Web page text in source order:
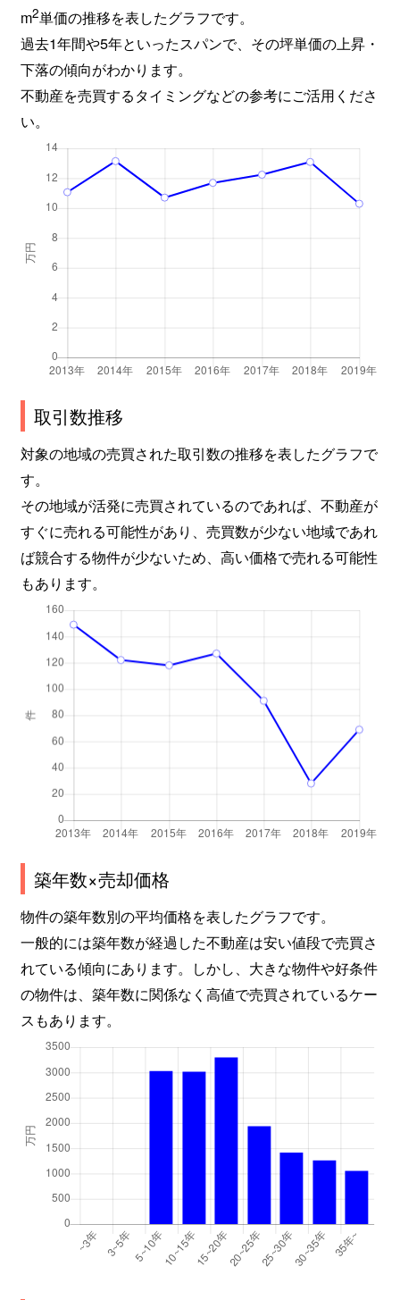
m2単価の推移を表したグラフです。
過去1年間や5年といったスパンで、その坪単価の上昇・
下落の傾向がわかります。
不動産を売買するタイミングなどの参考にご活用くださ
い。
取引数推移
対象の地域の売買された取引数の推移を表したグラフで
す。
その地域が活発に売買されているのであれば、不動産が
すぐに売れる可能性があり、売買数が少ない地域であれ
ば競合する物件が少ないため、高い価格で売れる可能性
もあります。
築年数×売却価格
物件の築年数別の平均価格を表したグラフです。
一般的には築年数が経過した不動産は安い値段で売買さ
れている傾向にあります。しかし、大きな物件や好条件
の物件は、築年数に関係なく高値で売買されているケー
スもあります。